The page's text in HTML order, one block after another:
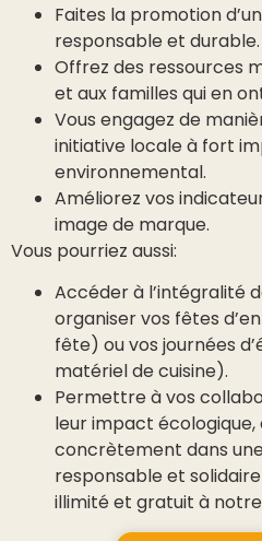
Faites la promotion
responsable et durable.
Offrez des ressources
et aux familles qui en
Vous engagez de
initiative locale à fort
environnemental.
Améliorez vos
image de marque.
Vous pourriez aussi:
Accéder à l’intégralité
organiser vos fêtes
fête) ou vos journées
matériel de cuisine).
Permettre à vos
leur impact écologique,
concrètement dans
responsable et
illimité et gratuit à